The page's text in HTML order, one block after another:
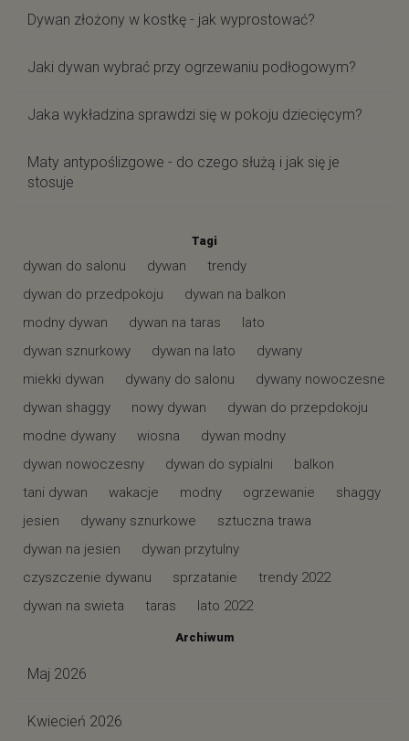
Dywan złożony w kostkę - jak wyprostować?
Jaki dywan wybrać przy ogrzewaniu podłogowym?
Jaka wykładzina sprawdzi się w pokoju dziecięcym?
Maty antypoślizgowe - do czego służą i jak się je
stosuje
Tagi
dywan do salonu dywan
trendy
dywan do przedpokoju
dywan na balkon
modny dywan
dywan na taras
lato
dywan sznurkowy
dywan na lato
dywany
miekki dywan
dywany do salonu
dywany nowoczesne
dywan shaggy
nowy dywan
dywan do przepdokoju
modne dywany
wiosna
dywan modny
dywan nowoczesny
dywan do sypialni
balkon
tani dywan
wakacje modny ogrzewanie
shaggy
jesien
dywany sznurkowe
sztuczna trawa
dywan na jesien
dywan przytulny
czyszczenie dywanu
sprzatanie
trendy 2022
dywan na swieta
taras lato 2022
Archiwum
Maj 2026
Kwiecień 2026